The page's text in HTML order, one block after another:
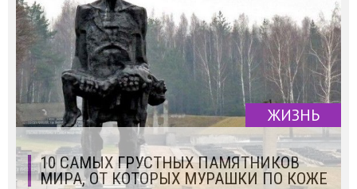
ЖИЗНЬ
10 САМЫХ ГРУСТНЫХ ПАМЯТНИКОВ
МИРА, ОТ КОТОРЫХ МУРАШКИ ПО КОЖЕ